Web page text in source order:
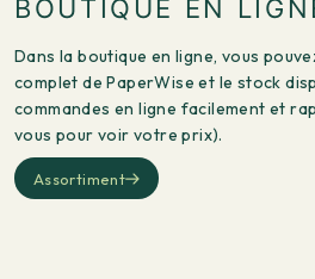
BOUTIQUE EN
Dans la boutique en ligne, vous
complet de PaperWise et le stock
commandes en ligne facilement et
vous pour voir votre prix).
Assortiment